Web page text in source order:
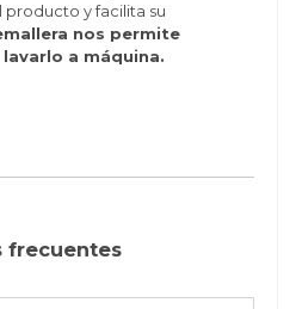
producto y facilita su
nos permite
a máquina.
frecuentes